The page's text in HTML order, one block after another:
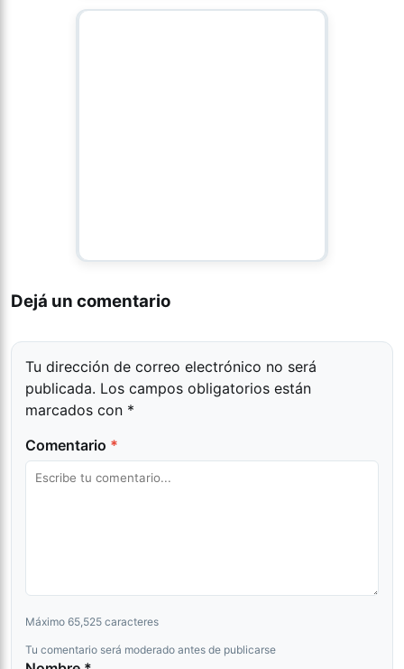
Dejá un comentario
Tu dirección de correo electrónico no será
publicada. Los campos obligatorios están
marcados con *
Comentario *
Máximo 65,525 caracteres
Tu comentario será moderado antes de publicarse